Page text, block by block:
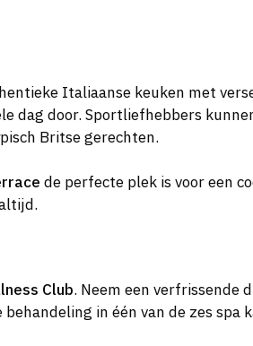
Italiaanse keuken met
dag door. Sportliefhebbers
Britse gerechten.
de perfecte plek is voor een
Club. Neem een verfrissende
in één van de zes spa